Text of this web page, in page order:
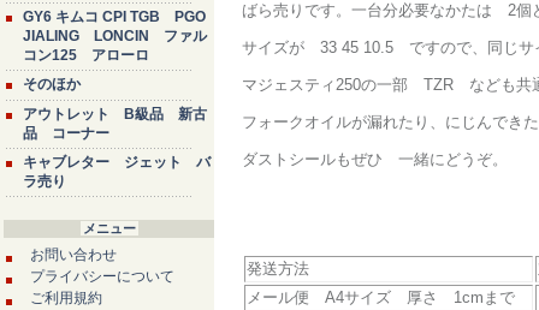
GY6 キムコ CPI TGB PGO
JIALING LONCIN ファル
コン125 アローロ
そのほか
アウトレット B級品 新古
品 コーナー
キャブレター ジェット バ
ラ売り
メニュー
お問い合わせ
プライバシーについて
ご利用規約
ばら売りです。一台分必要なかたは 2個
サイズが 33 45 10.5 ですので、同じサ
マジェスティ250の一部 TZR なども共
フォークオイルが漏れたり、にじんでき
ダストシールもぜひ 一緒にどうぞ。
発送方法
メール便 A4サイズ 厚さ 1cmまで